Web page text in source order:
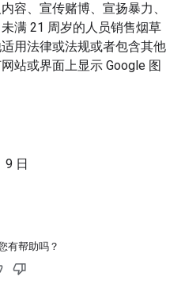
容、宣传赌博、宣扬暴力、
满 21 周岁的人员销售烟草
用法律或法规或者包含其他
站或界面上显示 Google 图
9 日
有帮助吗？